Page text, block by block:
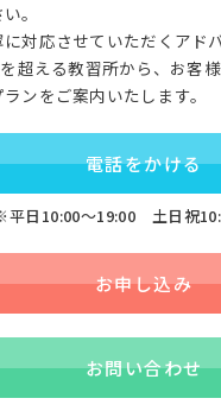
。
対応させていただくアド
超える教習所から、お客
ンをご案内いたします。
電話をかける
平日10:00〜19:00 土日祝
お申し込み
お問い合わせ